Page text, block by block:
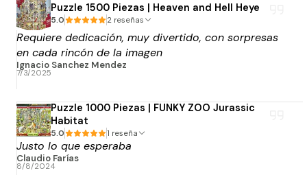
Puzzle 1500 Piezas | Heaven and Hell Heye
5.0 2 reseñas
Requiere dedicación, muy divertido, con sorpresas
en cada rincón de la imagen
Ignacio Sanchez Mendez
7/3/2025
Puzzle 1000 Piezas | FUNKY ZOO Jurassic
Habitat
5.0 1 reseña
Justo lo que esperaba
Claudio Farías
8/8/2024